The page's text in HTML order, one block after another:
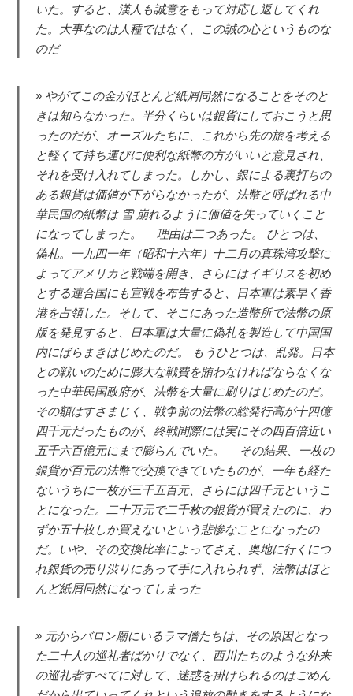
いた。すると、漢人も誠意をもって対応し返してくれ
た。大事なのは人種ではなく、この誠の心というものな
のだ
やがてこの金がほとんど紙屑同然になることをそのと
きは知らなかった。半分くらいは銀貨にしておこうと思
ったのだが、オーズルたちに、これから先の旅を考える
と軽くて持ち運びに便利な紙幣の方がいいと意見され、
それを受け入れてしまった。しかし、銀による裏打ちの
ある銀貨は価値が下がらなかったが、法幣と呼ばれる中
華民国の紙幣は 雪 崩れるように価値を失っていくこと
になってしまった。 理由は二つあった。 ひとつは、
偽札。一九四一年（昭和十六年）十二月の真珠湾攻撃に
よってアメリカと戦端を開き、さらにはイギリスを初め
とする連合国にも宣戦を布告すると、日本軍は素早く香
港を占領した。そして、そこにあった造幣所で法幣の原
版を発見すると、日本軍は大量に偽札を製造して中国国
内にばらまきはじめたのだ。 もうひとつは、乱発。日本
との戦いのために膨大な戦費を賄わなければならなくな
った中華民国政府が、法幣を大量に刷りはじめたのだ。
その額はすさまじく、戦争前の法幣の総発行高が十四億
四千元だったものが、終戦間際には実にその四百倍近い
五千六百億元にまで膨らんでいた。 その結果、一枚の
銀貨が百元の法幣で交換できていたものが、一年も経た
ないうちに一枚が三千五百元、さらには四千元というこ
とになった。二十万元で二千枚の銀貨が買えたのに、わ
ずか五十枚しか買えないという悲惨なことになったの
だ。いや、その交換比率によってさえ、奥地に行くにつ
れ銀貨の売り渋りにあって手に入れられず、法幣はほと
んど紙屑同然になってしまった
元からバロン廟にいるラマ僧たちは、その原因となっ
た二十人の巡礼者ばかりでなく、西川たちのような外来
の巡礼者すべてに対して、迷惑を掛けられるのはごめん